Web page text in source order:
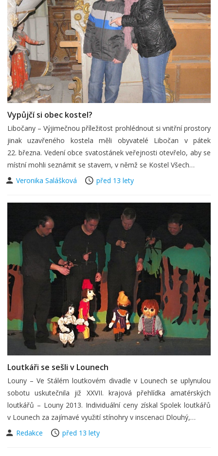
Vypůjčí si obec kostel?
Libočany – Výjimečnou příležitost prohlédnout si vnitřní prostory
jinak uzavřeného kostela měli obyvatelé Libočan v pátek
22. března. Vedení obce svatostánek veřejnosti otevřelo, aby se
místní mohli seznámit se stavem, v němž se Kostel Všech…
Veronika Salášková
před 13 lety
Loutkáři se sešli v Lounech
Louny – Ve Stálém loutkovém divadle v Lounech se uplynulou
sobotu uskutečnila již XXVII. krajová přehlídka amatérských
loutkářů – Louny 2013. Individuální ceny získal Spolek loutkářů
v Lounech za zajímavé využití stínohry v inscenaci Dlouhý,…
Redakce
před 13 lety